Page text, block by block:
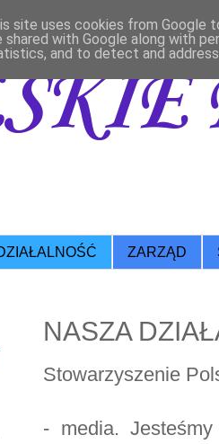
ZARZĄD
NASZA
Stowarzyszenie
- media.
site uses cookies from Google
shared with Google along with
and to detect and address